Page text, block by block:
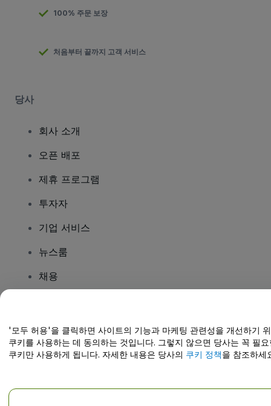
100% 주문 보장
처음부터 끝까지 고객 서비스
당사
회사 소개
오픈 배포
제휴 프로그램
투자자
기업 서비스
뉴스룸
채용
도움말 센터 / 문의하기
'모두 허용'을 클릭하면 사이트의 기능과 마케팅 관련성을 개선하기
쿠키를 사용하는 데 동의하는 것입니다. 그렇지 않으면 당사는 꼭 필요
쿠키만 사용하게 됩니다. 자세한 내용은 당사의 쿠키 정책을 참조하세